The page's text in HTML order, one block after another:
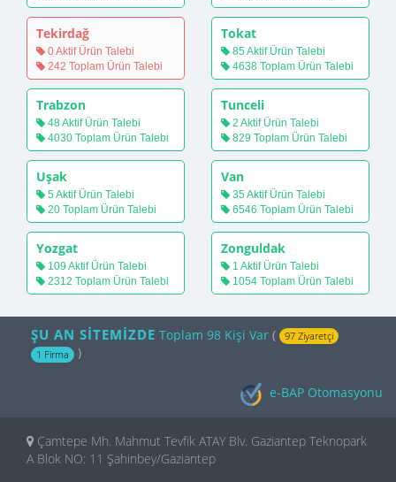
Tekirdağ
0 Aktif Ürün Talebi
242 Toplam Ürün Talebi
Tokat
85 Aktif Ürün Talebi
4638 Toplam Ürün Talebi
Trabzon
48 Aktif Ürün Talebi
4030 Toplam Ürün Talebi
Tunceli
2 Aktif Ürün Talebi
829 Toplam Ürün Talebi
Uşak
5 Aktif Ürün Talebi
20 Toplam Ürün Talebi
Van
35 Aktif Ürün Talebi
6546 Toplam Ürün Talebi
Yozgat
109 Aktif Ürün Talebi
2312 Toplam Ürün Talebi
Zonguldak
1 Aktif Ürün Talebi
1054 Toplam Ürün Talebi
ŞU AN SİTEMİZDE Toplam 98 Kişi Var (
97 Ziyaretçi
1 Firma
)
e-BAP Otomasyonu
Çamtepe Mh. Mahmut Tevfik ATAY Blv. Gaziantep Teknopark
A Blok NO: 11 Şahinbey/Gaziantep